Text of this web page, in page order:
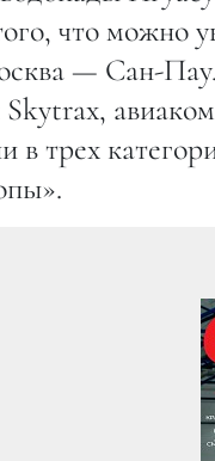
что можно
— Сан-
в трех